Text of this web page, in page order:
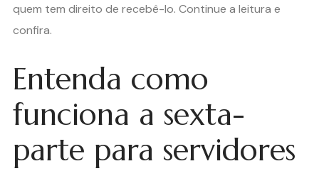
quem tem direito de recebê-lo. Continue a leitura e
confira.
Entenda como
funciona a sexta-
parte para servidores